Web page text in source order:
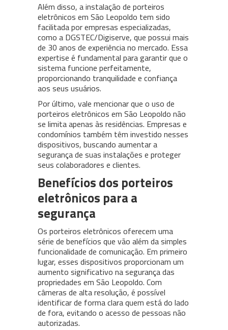
Além disso, a instalação de porteiros
eletrônicos em São Leopoldo tem sido
facilitada por empresas especializadas,
como a DGSTEC/Digiserve, que possui mais
de 30 anos de experiência no mercado. Essa
expertise é fundamental para garantir que o
sistema funcione perfeitamente,
proporcionando tranquilidade e confiança
aos seus usuários.
Por último, vale mencionar que o uso de
porteiros eletrônicos em São Leopoldo não
se limita apenas às residências. Empresas e
condomínios também têm investido nesses
dispositivos, buscando aumentar a
segurança de suas instalações e proteger
seus colaboradores e clientes.
Benefícios dos porteiros
eletrônicos para a
segurança
Os porteiros eletrônicos oferecem uma
série de benefícios que vão além da simples
funcionalidade de comunicação. Em primeiro
lugar, esses dispositivos proporcionam um
aumento significativo na segurança das
propriedades em São Leopoldo. Com
câmeras de alta resolução, é possível
identificar de forma clara quem está do lado
de fora, evitando o acesso de pessoas não
autorizadas.